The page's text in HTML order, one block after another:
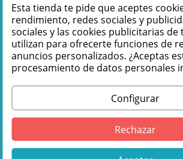
Te podemos
+34 976 36 61 60
Comprar ANTARI Z-350
en Másquesonido con envío
Esta tienda te pide que aceptes
rendimiento, redes sociales y
sociales y las cookies publicitarias de
utilizan para ofrecerte funciones de
anuncios personalizados. ¿Aceptas
procesamiento de datos personales
Configurar
Rechazar